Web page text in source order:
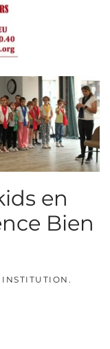
en
Bien
INSTITUTION .